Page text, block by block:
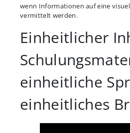
wenn Informationen auf eine
vermittelt werden.
Einheitlicher
einheitliche
einheitliches